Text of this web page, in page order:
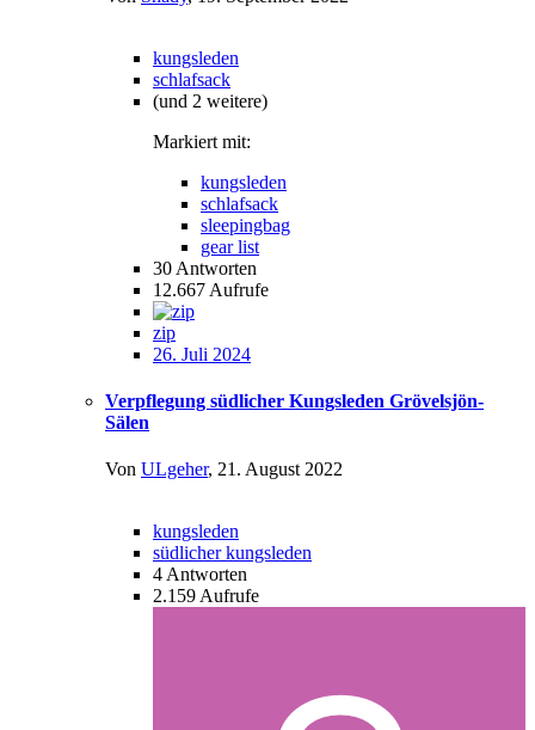
kungsleden
schlafsack
(und 2 weitere)
Markiert mit:
kungsleden
schlafsack
sleepingbag
gear list
30 Antworten
12.667 Aufrufe
zip
26. Juli 2024
Verpflegung südlicher Kungsleden Grövelsjön-
Sälen
Von ULgeher, 21. August 2022
kungsleden
südlicher kungsleden
4Antworten
2.159Aufrufe